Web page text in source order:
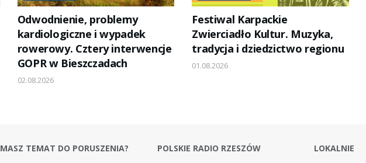
Odwodnienie, problemy
kardiologiczne i wypadek
rowerowy. Cztery interwencje
GOPR w Bieszczadach
02.08.2026
Festiwal Karpackie
Zwierciadło Kultur. Muzyka,
tradycja i dziedzictwo regionu
01.08.2026
MASZ TEMAT DO PORUSZENIA?
POLSKIE RADIO RZESZÓW
LOKALNIE